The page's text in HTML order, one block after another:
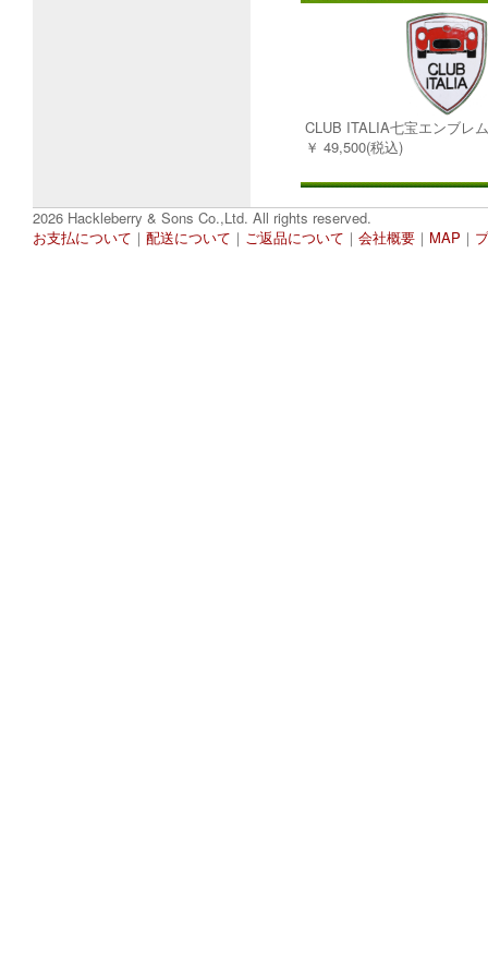
CLUB ITALIA七宝エンブレ
￥ 49,500(税込)
2026 Hackleberry & Sons Co.,Ltd. All rights reserved.
お支払について ｜ 配送について ｜ ご返品について ｜ 会社概要 ｜ MAP ｜